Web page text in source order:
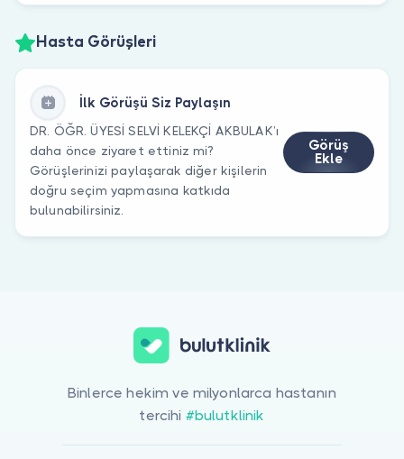
Hasta Görüşleri
İlk Görüşü Siz Paylaşın
DR. ÖĞR. ÜYESİ SELVİ KELEKÇİ AKBULAK’ı
daha önce ziyaret ettiniz mi?
Görüşlerinizi paylaşarak diğer kişilerin
doğru seçim yapmasına katkıda
bulunabilirsiniz.
Görüş
Ekle
Binlerce hekim ve milyonlarca hastanın
tercihi #bulutklinik